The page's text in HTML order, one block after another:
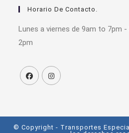
Horario De Contacto.
Lunes a viernes de 9am to 7pm
2pm
© Copyright - Transportes